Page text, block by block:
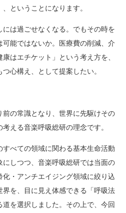
ということになります。
には過ごせなくなる。でもその時を
能ではないか。医療費の削減、介
はエチケット」という考え方を、
心構え、として提案したい。
前の常識となり、世界に先駆けその
える音楽呼吸総研の理念です。
べての領域に関わる基本生命活動
しつつ、音楽呼吸総研では当面の
・アンチエイジング領域に絞り込
を、目に見え体感できる「呼吸法
道を選択しました。その上で、今回